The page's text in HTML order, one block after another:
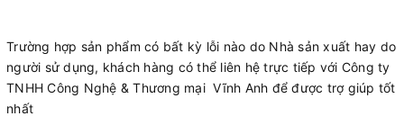
Trường hợp sản phẩm có bất kỳ lỗi nào do Nhà sản xuất hay do
người sử dụng, khách hàng có thể liên hệ trực tiếp với Công ty
TNHH Công Nghệ & Thương mại Vĩnh Anh để được trợ giúp tốt
nhất